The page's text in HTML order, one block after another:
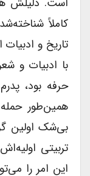
کاملاً
تاریخ و ادبیات
با ادبیات و
حرفه بود،
همین‌طور
بی‌شک اولین
تربیتی
این امر را